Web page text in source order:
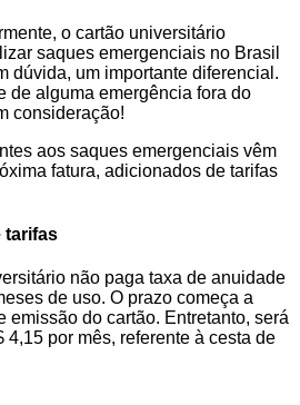
o cartão universitário
saques emergenciais no Brasil
dúvida, um importante diferencial.
de alguma emergência fora do
consideração!
aos saques emergenciais vêm
fatura, adicionados de tarifas
tarifas
não paga taxa de anuidade
de uso. O prazo começa a
emissão do cartão. Entretanto, será
4,15 por mês, referente à cesta de